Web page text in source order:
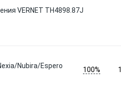
VERNET TH4898.87J
Nubira/Espero
100%